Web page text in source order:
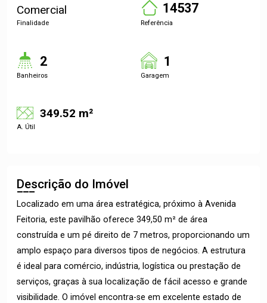
Comercial
Finalidade
14537
Referência
2
Banheiros
1
Garagem
349.52 m²
A. Útil
Descrição do Imóvel
Localizado em uma área estratégica, próximo à Avenida
Feitoria, este pavilhão oferece 349,50 m² de área
construída e um pé direito de 7 metros, proporcionando um
amplo espaço para diversos tipos de negócios. A estrutura
é ideal para comércio, indústria, logística ou prestação de
serviços, graças à sua localização de fácil acesso e grande
visibilidade. O imóvel encontra-se em excelente estado de